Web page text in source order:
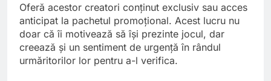
Oferă acestor creatori conținut exclusiv sau acces
anticipat la pachetul promoțional. Acest lucru nu
doar că îi motivează să își prezinte jocul, dar
creează și un sentiment de urgență în rândul
urmăritorilor lor pentru a-l verifica.